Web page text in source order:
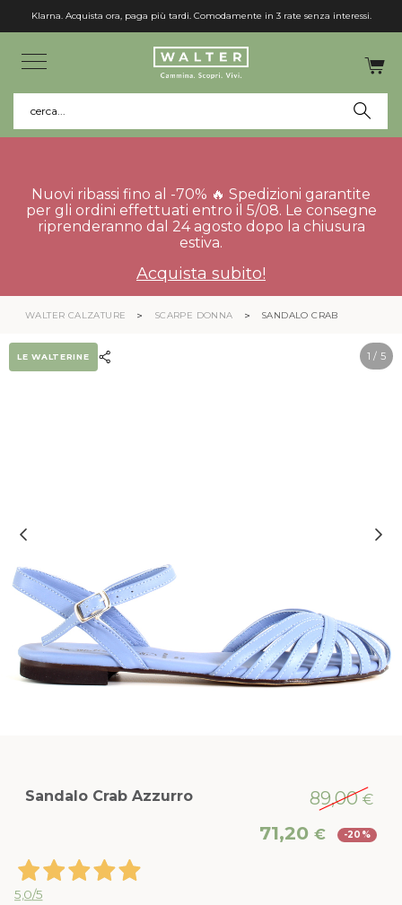
Klarna. Acquista ora, paga più tardi. Comodamente in 3 rate senza interessi.
cerca...
Nuovi ribassi fino al -70% 🔥 Spedizioni garantite
per gli ordini effettuati entro il 5/08. Le consegne
riprenderanno dal 24 agosto dopo la chiusura
estiva.
Acquista subito!
WALTER CALZATURE SCARPE DONNA SANDALO CRAB
1 / 5
LE WALTERINE
Sandalo Crab Azzurro 89,00€
prezzo
71,20 € -20%
5,0/5